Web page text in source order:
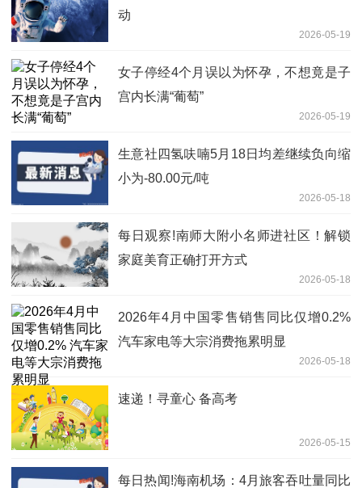
动
2026-05-19
女子停经4个月误以为怀孕，不想竟是子
宫内长满“葡萄”
2026-05-19
生意社四氢呋喃5月18日均差继续负向缩
小为-80.00元/吨
2026-05-18
每日观察!南师大附小名师进社区！解锁
家庭美育正确打开方式
2026-05-18
2026年4月中国零售销售同比仅增0.2%
汽车家电等大宗消费拖累明显
2026-05-18
速递！寻童心 备高考
2026-05-15
每日热闻!海南机场：4月旅客吞吐量同比